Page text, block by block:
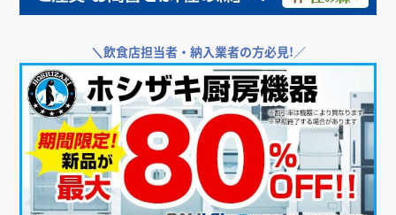
＼飲食店担当者・納入業者の方必見!／